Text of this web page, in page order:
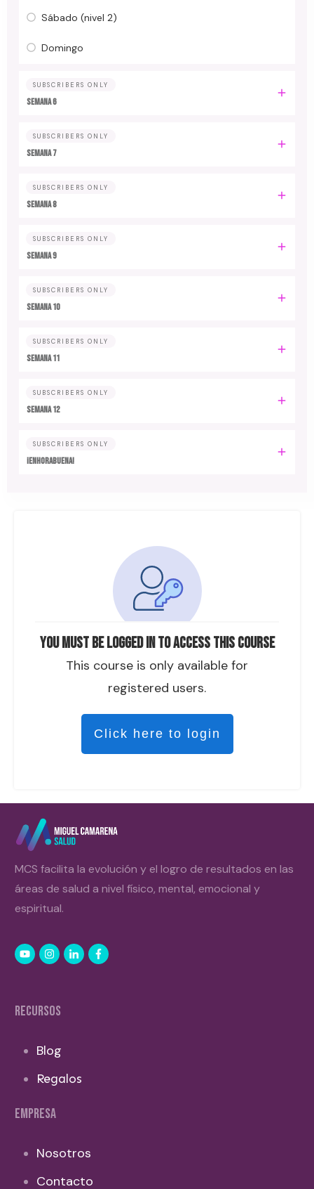
You must be logged in to access this course
This course is only available for
registered users.
Click here to login
Sábado (nivel 2)
Domingo
SUBSCRIBERS ONLY
Semana 6
SUBSCRIBERS ONLY
Semana 7
SUBSCRIBERS ONLY
Semana 8
SUBSCRIBERS ONLY
Semana 9
SUBSCRIBERS ONLY
Semana 10
SUBSCRIBERS ONLY
Semana 11
SUBSCRIBERS ONLY
Semana 12
SUBSCRIBERS ONLY
¡Enhorabuena!
MCS facilita la evolución y el logro de resultados en las
áreas de salud a nivel físico, mental, emocional y
espiritual.
RECURSOS
Blog
Regalos
EMPRESA
Nosotros
Contacto